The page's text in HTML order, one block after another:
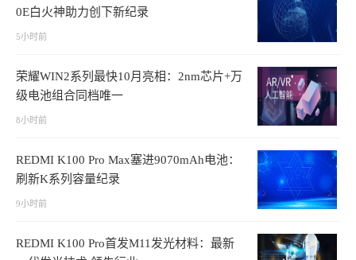
0E白火神助力创下新纪录
5小时前
荣耀WIN2系列最快10月亮相：2nm芯片+万
级电池组合同档唯一
8小时前
REDMI K100 Pro Max塞进9070mAh电池：
刷新K系列容量纪录
9小时前
REDMI K100 Pro首发M11发光材料：最新